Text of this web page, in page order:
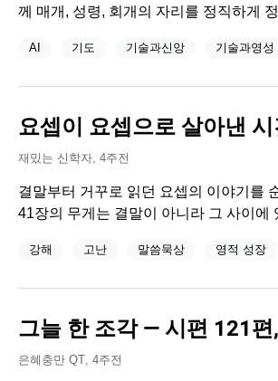
께 매개, 성령, 회개의 자리를 정직하게
AI 기도 기술과신앙 기술과영성
요셉이 요셉으로 살아낸
재밌는 신학자 4주전
결말부터 거꾸로 읽던 요셉의 이야기를
41장의 무게는 결말이 아니라 그 사이에
강해 고난 말씀묵상 영적 성장
그늘 한 조각 — 시편 121
은혜충만 QT, 4주전